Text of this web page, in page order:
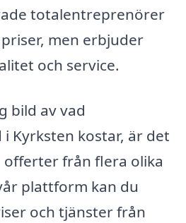
totalentreprenörer
men erbjuder
och service.
bild av vad
Kyrksten kostar, är det
från flera olika
plattform kan du
och tjänster från